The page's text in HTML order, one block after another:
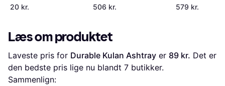
20 kr.
506 kr. 579 kr.
Læs om produktet
Laveste pris for Durable Kulan Ashtray er 89 kr. Det er
den bedste pris lige nu blandt 7 butikker.
Sammenlign: